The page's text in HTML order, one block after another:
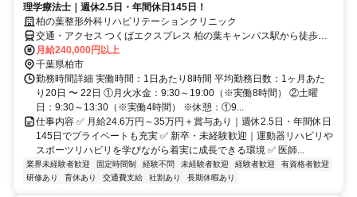
理学療法士｜週休2.5日・年間休日145日！
柏の葉整形外科リハビリテーションクリニック
交通・アクセス つくばエクスプレス 柏の葉キャンパス駅から徒歩で8
分
月給240,000円以上
千葉県柏市
勤務時間詳細 実働時間：1日あたり8時間 平均勤務日数：1ヶ月あた
り20日 〜 22日 ①月火水金：9:30～19:00（※実働8時間） ②土曜
日：9:30～13:30（※実働4時間） ※休憩：①9...
仕事内容 ✅ 月給24.6万円～35万円＋賞与あり｜週休2.5日・年間休日
145日でプライベートも充実 ✅ 新卒・未経験歓迎｜運動器リハビリや
スポーツリハビリを学びながら着実に成長できる環境 ✅ 医師...
業界未経験者歓迎 固定時間制 経験不問 未経験者歓迎 経験者歓迎
有資格者歓迎
研修あり
育休あり 交通費支給 社割あり 長期休暇あり